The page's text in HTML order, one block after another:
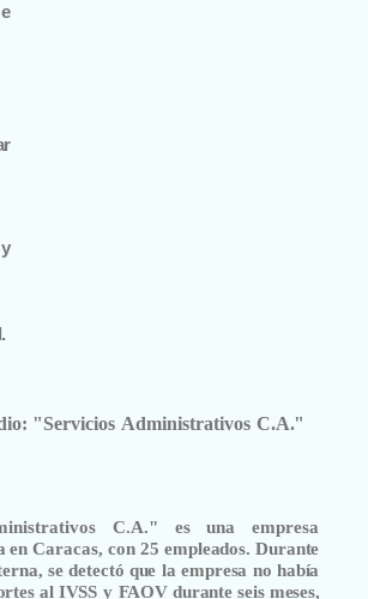
e
"Servicios Administrativos C.A."
C.A." es una
empresa
en Caracas, con 25empleados. Durante
se detectó que la empresa no había
al IVSS y FAOV durante seis meses,